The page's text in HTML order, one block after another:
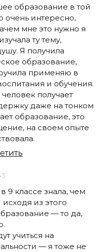
образование в той
очень интересно,
мне это нужно я
ту тему,
Я получила
образование,
применяю в
и обучения.
получает
даже на тонком
образование, это
на своем опыте
9 классе знала, чем
из этого
— то да,
учиться на
— я тоже не